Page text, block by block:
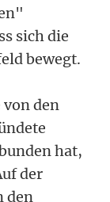
sich die
bewegt.
von den
hat,
der
den